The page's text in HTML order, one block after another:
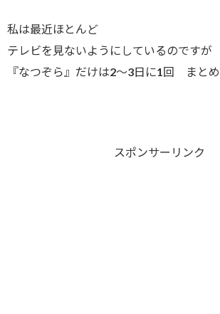
私は最近ほとんど
テレビを見ないようにしているのですが
『なつぞら』だけは2～3日に1回 まとめ
スポンサーリンク